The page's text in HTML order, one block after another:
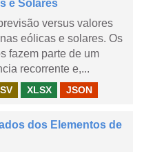
e Solares
versus valores
eólicas e solares. Os
fazem parte de um
recorrente e,...
XLSX JSON
dos Elementos de